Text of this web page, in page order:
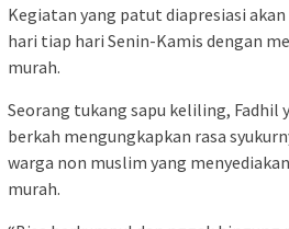
Kegiatan yang patut diapresiasi
hari tiap hari Senin-Kamis dengan
murah.
Seorang tukang sapu keliling, Fadhil
berkah mengungkapkan rasa
warga non muslim yang
murah.